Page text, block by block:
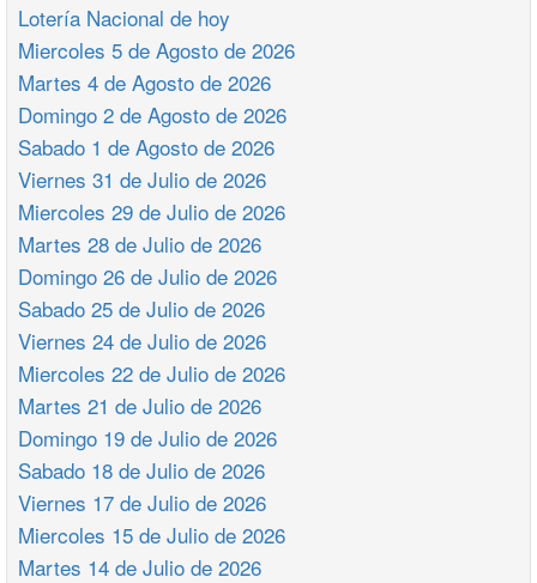
Lotería Nacional de hoy
Miercoles 5 de Agosto de 2026
Martes 4 de Agosto de 2026
Domingo 2 de Agosto de 2026
Sabado 1 de Agosto de 2026
Viernes 31 de Julio de 2026
Miercoles 29 de Julio de 2026
Martes 28 de Julio de 2026
Domingo 26 de Julio de 2026
Sabado 25 de Julio de 2026
Viernes 24 de Julio de 2026
Miercoles 22 de Julio de 2026
Martes 21 de Julio de 2026
Domingo 19 de Julio de 2026
Sabado 18 de Julio de 2026
Viernes 17 de Julio de 2026
Miercoles 15 de Julio de 2026
Martes 14 de Julio de 2026